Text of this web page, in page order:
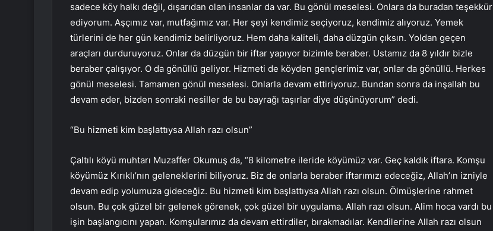
sadece köy halkı değil, dışarıdan olan insanlar da var. Bu gönül meselesi. Onlara da buradan teşekkür
ediyorum. Aşçımız var, mutfağımız var. Her şeyi kendimiz seçiyoruz, kendimiz alıyoruz. Yemek
türlerini de her gün kendimiz belirliyoruz. Hem daha kaliteli, daha düzgün çıksın. Yoldan geçen
araçları durduruyoruz. Onlar da düzgün bir iftar yapıyor bizimle beraber. Ustamız da 8 yıldır bizle
beraber çalışıyor. O da gönüllü geliyor. Hizmeti de köyden gençlerimiz var, onlar da gönüllü. Herkes
gönül meselesi. Tamamen gönül meselesi. Onlarla devam ettiriyoruz. Bundan sonra da inşallah bu
devam eder, bizden sonraki nesiller de bu bayrağı taşırlar diye düşünüyorum” dedi.
“Bu hizmeti kim başlattıysa Allah razı olsun”
Çaltılı köyü muhtarı Muzaffer Okumuş da, “8 kilometre ileride köyümüz var. Geç kaldık iftara. Komşu
köyümüz Kırıklı’nın geleneklerini biliyoruz. Biz de onlarla beraber iftarımızı edeceğiz, Allah’ın izniyle
devam edip yolumuza gideceğiz. Bu hizmeti kim başlattıysa Allah razı olsun. Ölmüşlerine rahmet
olsun. Bu çok güzel bir gelenek görenek, çok güzel bir uygulama. Allah razı olsun. Alim hoca vardı bu
işin başlangıcını yapan. Komşularımız da devam ettirdiler, bırakmadılar. Kendilerine Allah razı olsun